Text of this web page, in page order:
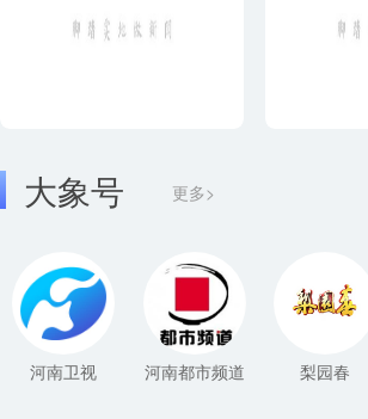
大象号 更多>
河南卫视 河南都市频道 梨园春